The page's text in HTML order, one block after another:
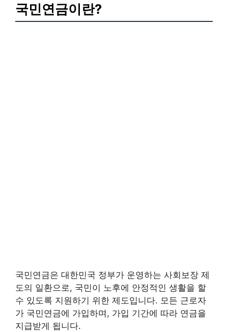
국민연금이란?
국민연금은 대한민국 정부가 운영하는 사회보장 제
도의 일환으로, 국민이 노후에 안정적인 생활을 할
수 있도록 지원하기 위한 제도입니다. 모든 근로자
가 국민연금에 가입하며, 가입 기간에 따라 연금을
지급받게 됩니다.